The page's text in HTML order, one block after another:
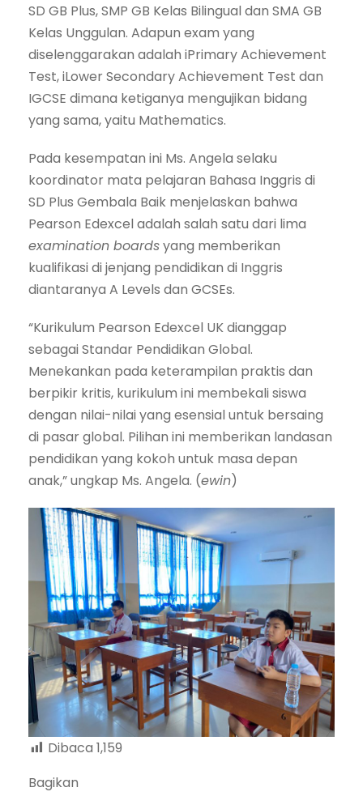
SD GB Plus, SMP GB Kelas Bilingual dan SMA GB
Kelas Unggulan. Adapun exam yang
diselenggarakan adalah iPrimary Achievement
Test, iLower Secondary Achievement Test dan
IGCSE dimana ketiganya mengujikan bidang
yang sama, yaitu Mathematics.
Pada kesempatan ini Ms. Angela selaku
koordinator mata pelajaran Bahasa Inggris di
SD Plus Gembala Baik menjelaskan bahwa
Pearson Edexcel adalah salah satu dari lima
examination boardsyang memberikan
kualifikasi di jenjang pendidikan di Inggris
diantaranya A Levels dan GCSEs.
“Kurikulum Pearson Edexcel UK dianggap
sebagai Standar Pendidikan Global.
Menekankan pada keterampilan praktis dan
berpikir kritis, kurikulum ini membekali siswa
dengan nilai-nilai yang esensial untuk bersaing
di pasar global. Pilihan ini memberikan landasan
pendidikan yang kokoh untuk masa depan
anak,” ungkap Ms. Angela. (ewin)
Dibaca 1,159
Bagikan